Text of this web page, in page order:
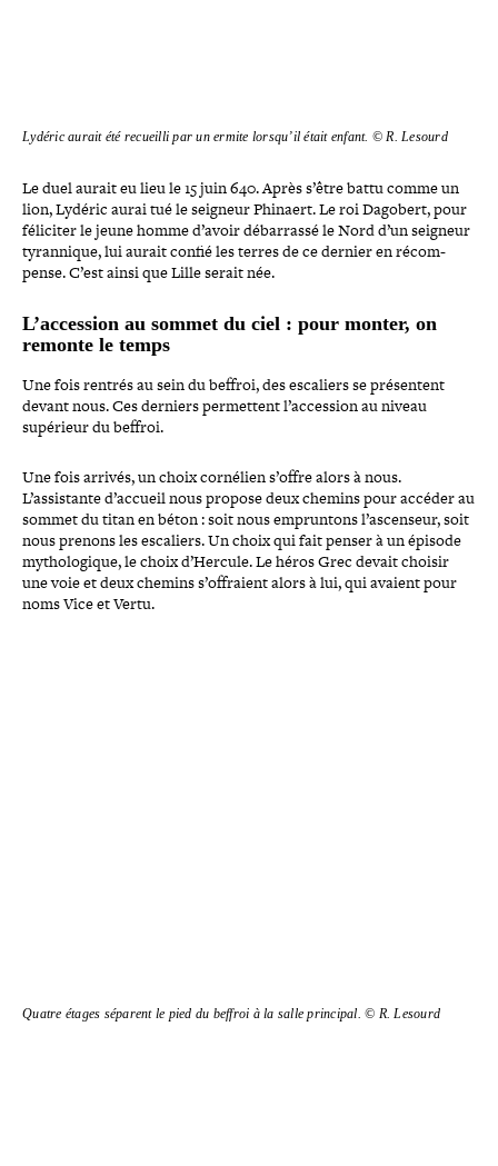
Lydéric aurait été recueilli par un ermite lorsqu’il était enfant. © R. Lesourd
Le duel aurait eu lieu le 15 juin 640. Après s’être battu comme un
lion, Lydéric aurai tué le seigneur Phinaert. Le roi Dagobert, pour
féliciter le jeune homme d’avoir débar­rassé le Nord d’un seigneur
tyran­nique, lui aurait confié les terres de ce dernier en récom­
pense. C’est ainsi que Lille serait née.
L’accession au sommet du ciel : pour monter, on
remonte le temps
Une fois rentrés au sein du beffroi, des escaliers se pré­sentent
devant nous. Ces derniers per­mettent l’accession au niveau
supérieur du beffroi.
Une fois arrivés, un choix cornélien s’offre alors à nous.
L’assistante d’accueil nous propose deux chemins pour accéder au
sommet du titan en béton : soit nous emprun­tons l’ascenseur, soit
nous prenons les escaliers. Un choix qui fait penser à un épisode
mytho­lo­gique, le choix d’Hercule. Le héros Grec devait choisir
une voie et deux chemins s’offraient alors à lui, qui avaient pour
noms Vice et Vertu.
Quatre étages séparent le pied du beffroi à la salle principal. © R. Lesourd